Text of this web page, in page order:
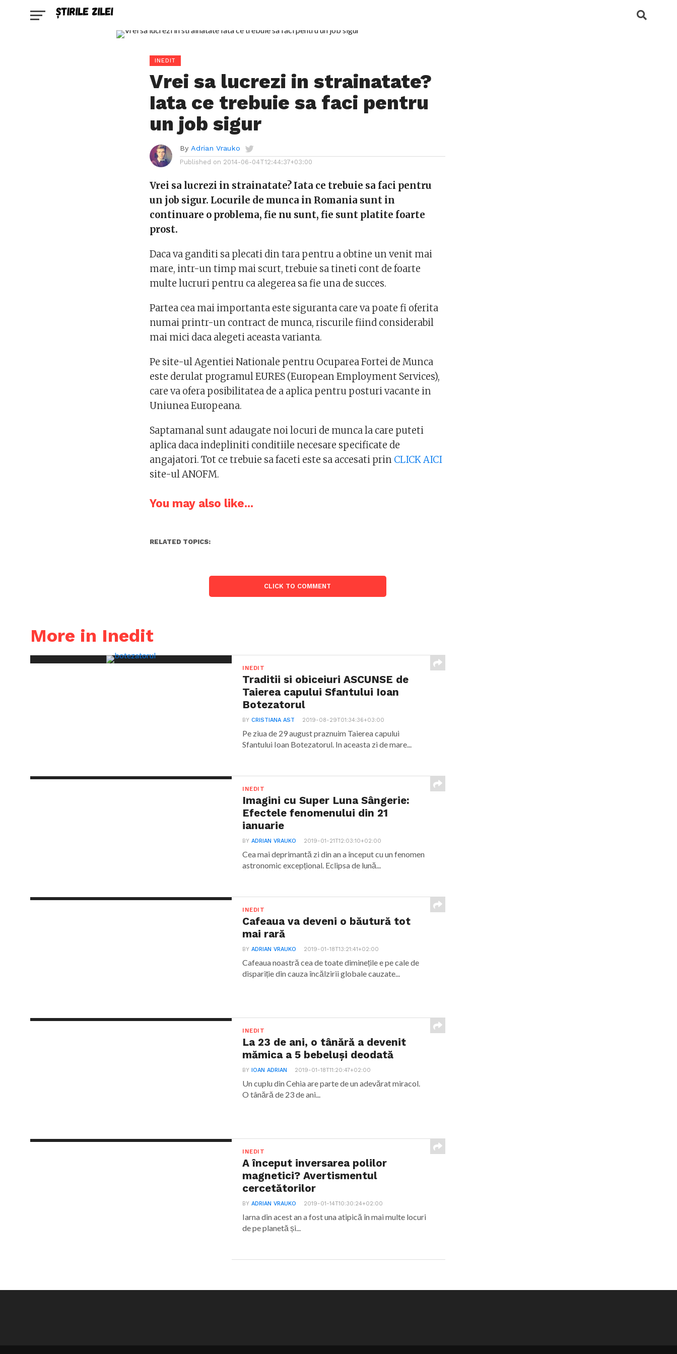
INEDIT
Vrei sa lucrezi in strainatate?
Iata ce trebuie sa faci pentru
un job sigur
By Adrian Vrauko
Published on 2014-06-04T12:44:37+03:00
Vrei sa lucrezi in strainatate? Iata ce trebuie sa faci pentru
un job sigur. Locurile de munca in Romania sunt in
continuare o problema, fie nu sunt, fie sunt platite foarte
prost.
Daca va ganditi sa plecati din tara pentru a obtine un venit mai
mare, intr-un timp mai scurt, trebuie sa tineti cont de foarte
multe lucruri pentru ca alegerea sa fie una de succes.
Partea cea mai importanta este siguranta care va poate fi oferita
numai printr-un contract de munca, riscurile fiind considerabil
mai mici daca alegeti aceasta varianta.
Pe site-ul Agentiei Nationale pentru Ocuparea Fortei de Munca
este derulat programul EURES (European Employment Services),
care va ofera posibilitatea de a aplica pentru posturi vacante in
Uniunea Europeana.
Saptamanal sunt adaugate noi locuri de munca la care puteti
aplica daca indepliniti conditiile necesare specificate de
angajatori. Tot ce trebuie sa faceti este sa accesati prin CLICK AICI
site-ul ANOFM.
You may also like...
RELATED TOPICS:
CLICK TO COMMENT
More in Inedit
INEDIT
Traditii si obiceiuri ASCUNSE de
Taierea capului Sfantului Ioan
Botezatorul
BYCRISTIANA AST 2019-08-29T01:34:36+03:00
Pe ziua de 29 august praznuim Taierea capului
Sfantului Ioan Botezatorul. In aceasta zi de mare...
INEDIT
Imagini cu Super Luna Sângerie:
Efectele fenomenului din 21
ianuarie
BYADRIAN VRAUKO 2019-01-21T12:03:10+02:00
Cea mai deprimantă zi din an a început cu un fenomen
astronomic excepțional. Eclipsa de lună...
INEDIT
Cafeaua va deveni o băutură tot
mai rară
BYADRIAN VRAUKO 2019-01-18T13:21:41+02:00
Cafeaua noastră cea de toate diminețile e pe cale de
dispariție din cauza încălzirii globale cauzate...
INEDIT
La 23 de ani, o tânără a devenit
mămica a 5 bebeluși deodată
BYIOAN ADRIAN 2019-01-18T11:20:47+02:00
Un cuplu din Cehia are parte de un adevărat miracol.
O tânără de 23 de ani...
INEDIT
A început inversarea polilor
magnetici? Avertismentul
cercetătorilor
BYADRIAN VRAUKO 2019-01-14T10:30:24+02:00
Iarna din acest an a fost una atipică în mai multe locuri
de pe planetă și...